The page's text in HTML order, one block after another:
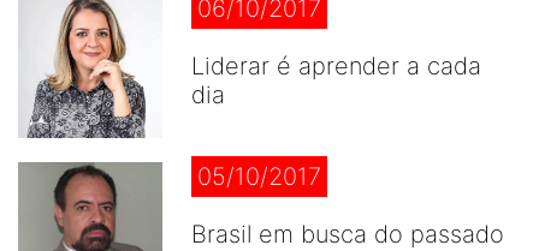
06/10/2017
Liderar é aprender a cada
dia
05/10/2017
Brasil em busca do passado